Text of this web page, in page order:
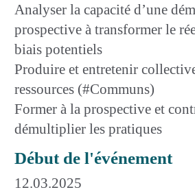
Analyser la capacité d’une
prospective à transformer le
biais potentiels
Produire et entretenir
ressources (#Communs)
Former à la prospective et
démultiplier les pratiques
Début de l'événement
12.03.2025